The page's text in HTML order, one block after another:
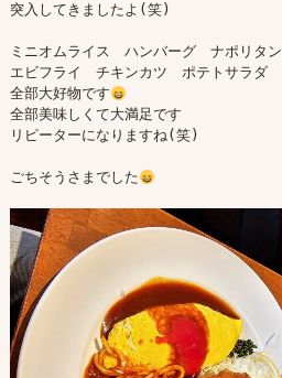
突入してきましたよ(笑)
ミニオムライス　ハンバーグ　ナポリタン
エビフライ　チキンカツ　ポテトサラダ
全部大好物です
全部美味しくて大満足です
リピーターになりますね(笑)
ごちそうさまでした